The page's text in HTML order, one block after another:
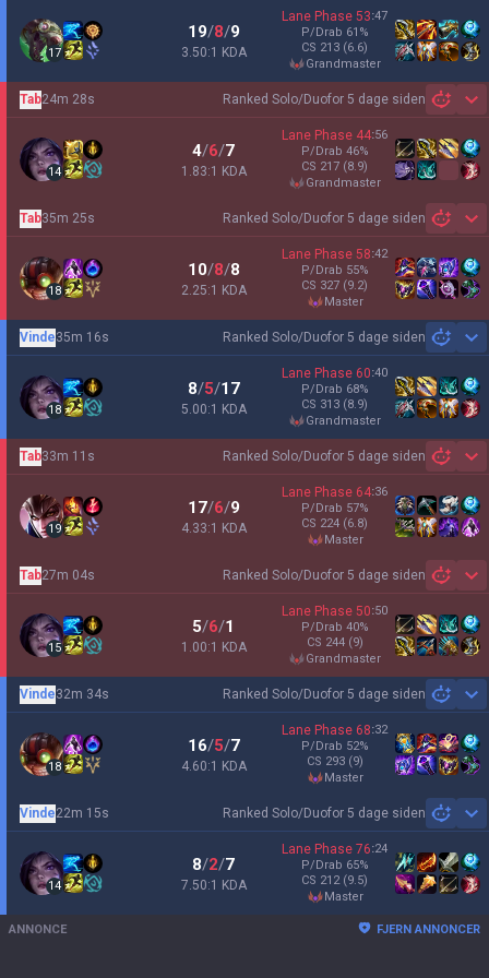
17
19/8/9
3.50:1 KDA
Lane Phase 53:47
P/Drab 61 %
CS 213 (6.6)
grandmaster
Ranked Solo/Duofor 5 dage siden
Tab24m 28s
14
4/6/7
1.83:1 KDA
Lane Phase 44:56
P/Drab 46%
CS 217 (8.9)
grandmaster
Ranked Solo/Duofor 5 dage siden
Tab35m 25s
18
10/8/8
2.25:1 KDA
Lane Phase 58:42
P/Drab 55%
CS 327 (9.2)
master
Ranked Solo/Duofor 5 dage siden
Vinde35m 16s
18
8/5/17
5.00:1 KDA
Lane Phase 60:40
P/Drab 68%
CS 313 (8.9)
grandmaster
Ranked Solo/Duofor 5 dage siden
Tab33m 11s
19
17/6/9
4.33:1 KDA
Lane Phase 64:36
P/Drab 57%
CS 224 (6.8)
master
Ranked Solo/Duofor 5 dage siden
Tab27m 04s
15
5/6/1
1.00:1 KDA
Lane Phase 50:50
P/Drab 40%
CS 244 (9)
grandmaster
Ranked Solo/Duofor 5 dage siden
Vinde32m 34s
18
16/5/7
4.60:1 KDA
Lane Phase 68:32
P/Drab 52%
CS 293 (9)
master
Ranked Solo/Duofor 5 dage siden
Vinde22m 15s
14
8/2/7
7.50:1 KDA
Lane Phase 76:24
P/Drab 65%
CS 212 (9.5)
master
ANNONCE FJERN ANNONCER